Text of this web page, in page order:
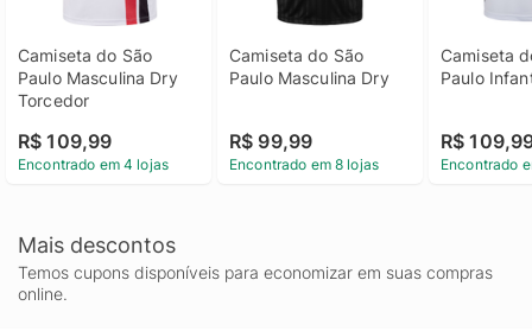
Camiseta do São
Paulo Masculina Dry
Torcedor
R$ 109,99
Encontrado em 4 lojas
Camiseta do São
Paulo Masculina Dry
R$ 99,99
Encontrado em 8 lojas
Camiseta
Paulo
R$
Encontrado
Mais descontos
Temos cupons disponíveis para economizar em suas compras
online.